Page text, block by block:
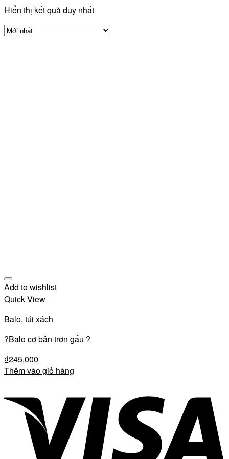
Hiển thị kết quả duy nhất
Add to wishlist
Quick View
Balo, túi xách
?Balo cơ bản trơn gấu ?
₫245,000
Thêm vào giỏ hàng